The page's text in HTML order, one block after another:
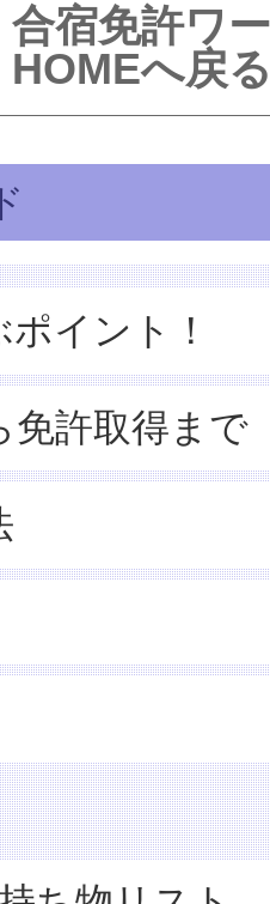
合宿免許ワ
HOMEへ戻
イント！
免許取得まで